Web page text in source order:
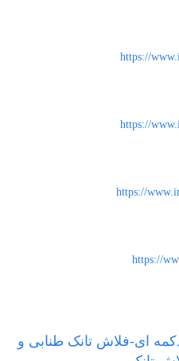
https://
https://
https://
https://
ای-فلاش تانک طنابی و